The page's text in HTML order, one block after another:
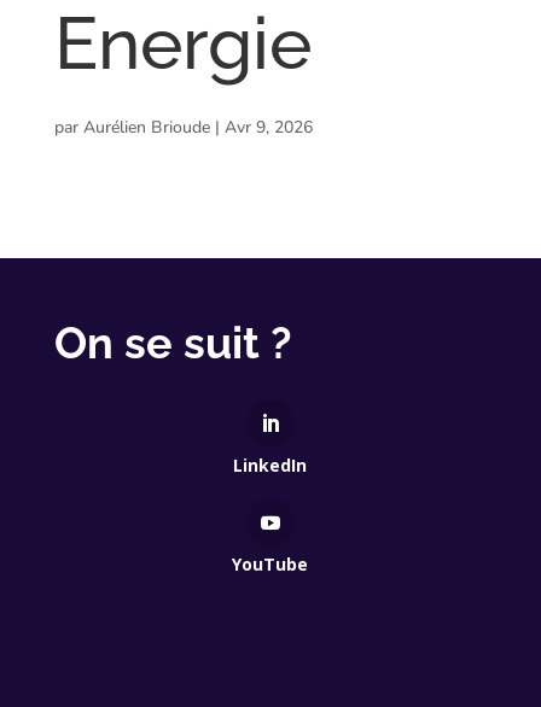
Energie
par Aurélien Brioude| Avr 9, 2026
On se suit ?
LinkedIn
YouTube